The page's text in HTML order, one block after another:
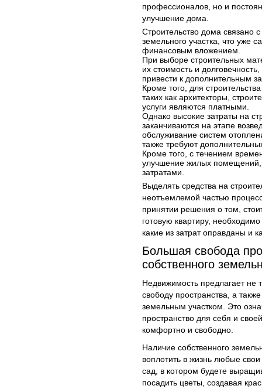
профессионалов, но и
улучшение дома.
Строительство дома связано
земельного участка, что уже
финансовым вложением.
При выборе строительных
их стоимость и
привести к дополнительным
Кроме того, для
таких как архитекторы,
услуги являются платными.
Однако высокие затраты на
заканчиваются на этапе
обслуживание систем
также требуют
Кроме того, с течением
улучшение жилых
затратами.
Выделять средства на
неотъемлемой частью
принятии решения о том,
готовую квартиру,
какие из затрат оправданы и
Большая свобода
собственного
Недвижимость предлагает не
свободу пространства, а
земельным участком. Это
пространство для себя и
комфортно и свободно.
Наличие собственного
воплотить в жизнь любые
сад, в котором будете
посадить цветы, создавая